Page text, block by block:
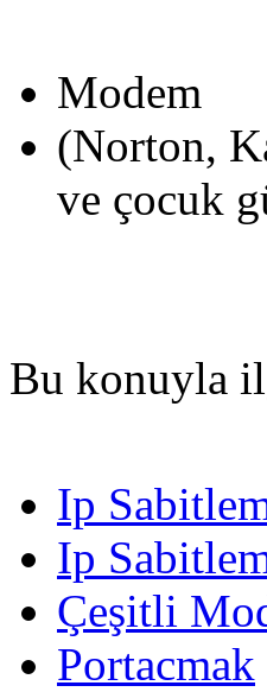
Modem
(Norton,
ve çocuk
Bu konuyla
Ip
Ip
Çeşitli
Portacmak